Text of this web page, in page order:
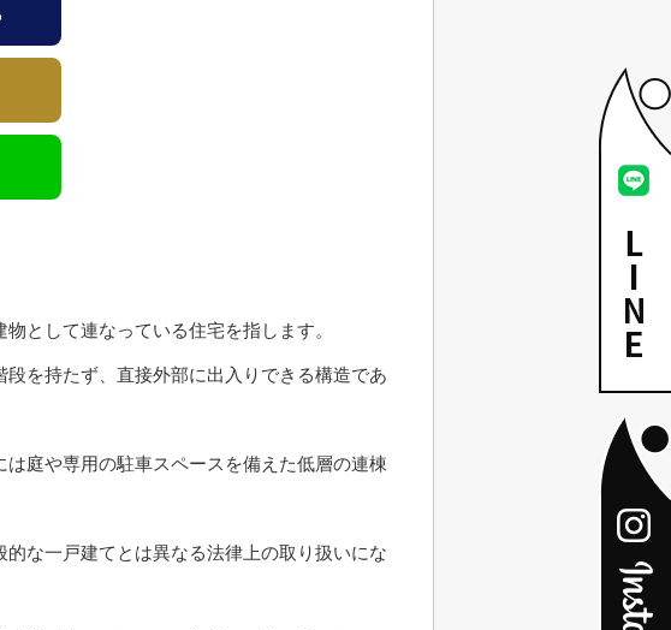
として連なっている住宅を指します。
を持たず、直接外部に出入りできる構造であ
庭や専用の駐車スペースを備えた低層の連棟
な一戸建てとは異なる法律上の取り扱いにな